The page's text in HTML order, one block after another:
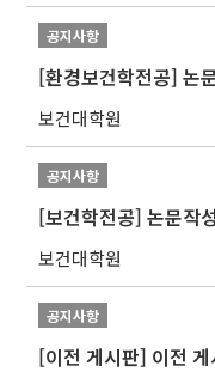
공지사항
[환경보건학전공] 논
보건대학원
공지사항
[보건학전공] 논문작
보건대학원
공지사항
[이전 게시판] 이전 게